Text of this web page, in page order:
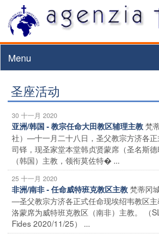
Menu
圣座活动
30 十一月 2020
亚洲/韩国 - 教宗任命大田教区辅理主教梵
社）—十一月二十八日，圣父教宗方济各
司铎，现圣家堂本堂韩贞贤蒙席（圣名斯
（韩国）主教，领衔莫佐特� ...
25 十一月 2020
非洲/南非 - 任命威特班克教区主教梵蒂冈
—圣父教宗方济各正式任命现埃绍韦教区主
洛蒙席为威特班克教区（南非）主教。 （
Fides 2020/11/25） ...